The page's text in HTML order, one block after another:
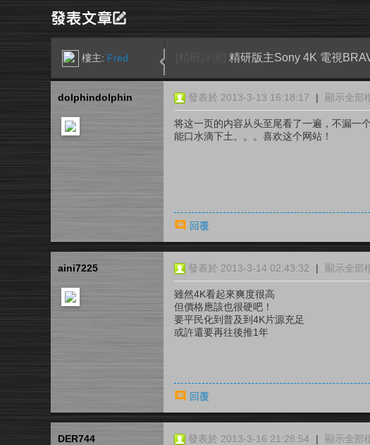
樓主: Fred 精研版主Sony 4K 電視
dolphindolphin 發表於 2013-3-13 16:18:17 | 顯示全部
将这一页的内容从头至尾看了一遍，不漏一
能口水滴下土。。。喜欢这个网站！
回覆
aini7225 發表於 2013-3-14 02:43:32 | 顯示全部
雖然4K看起來爽度很高
但價格應該也很硬吧！
要平民化到普及到4K片源充足
或許還要再往後推1年
回覆
DER744 發表於 2013-3-16 21:28:54 | 顯示全部